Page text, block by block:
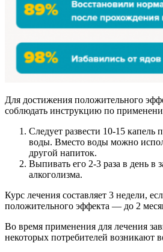
Для достижения положительного
соблюдать инструкцию по
Следует развести 10-15 капель
воды. Вместо воды можно
другой напиток.
Выпивать его 2-3 раза в день в
алкоголизма.
Курс лечения составляет 3 недели,
положительного эффекта — до 2
Во время применения для лечения
некоторых потребителей возникают